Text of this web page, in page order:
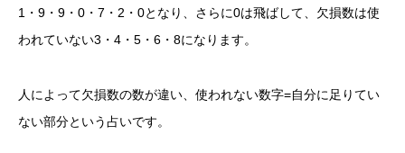
1・9・9・0・7・2・0となり、さらに0は飛ばして、欠損数は使
われていない3・4・5・6・8になります。
人によって欠損数の数が違い、使われない数字=自分に足りてい
ない部分という占いです。